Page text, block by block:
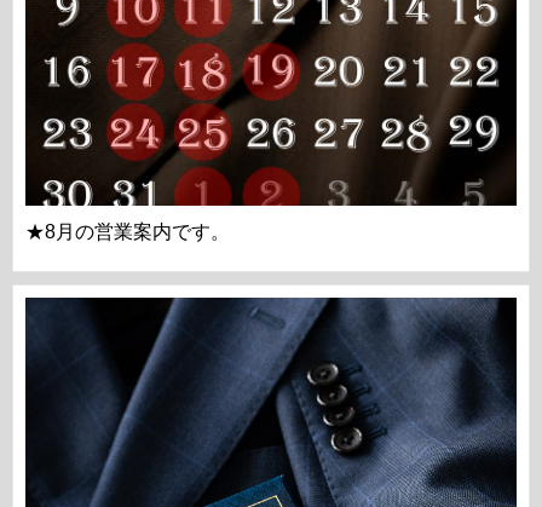
★8月の営業案内です。